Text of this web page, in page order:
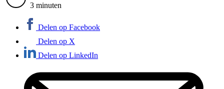
3 minuten
Delen op Facebook
Delen op X
Delen op LinkedIn